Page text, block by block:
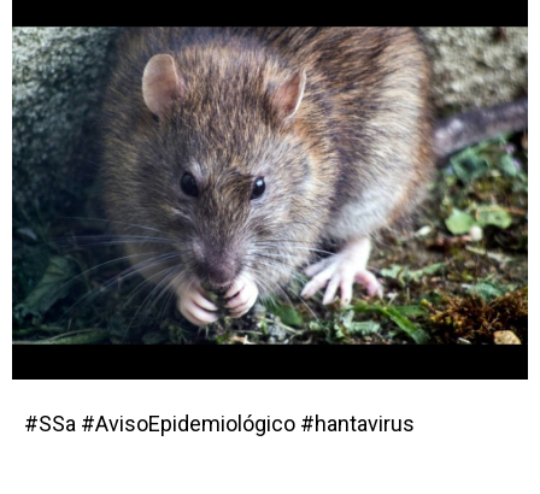
#SSa #AvisoEpidemiológico #hantavirus